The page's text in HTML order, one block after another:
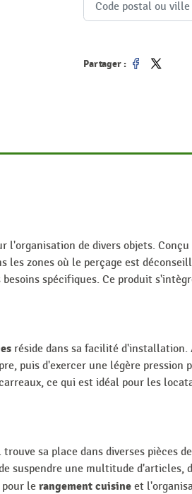
Partager :
l'organisation de divers objets.
zones où le perçage est
spécifiques. Ce produit
réside dans sa facilité d'installation.
puis d'exercer une légère pression
ce qui est idéal pour les
sa place dans diverses pièces
suspendre une multitude d'articles,
le rangement cuisine et